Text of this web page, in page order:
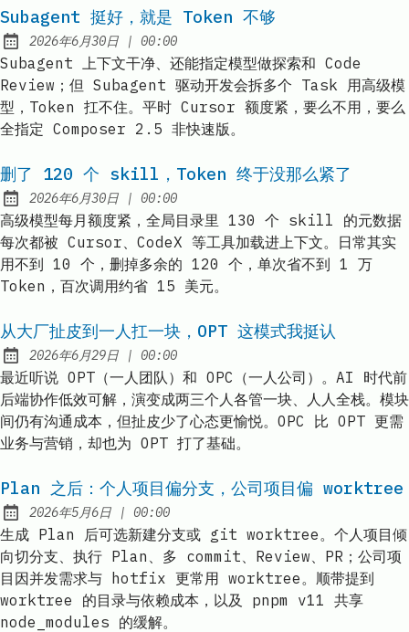
Subagent 挺好，就是 Token 不够
Published:
2026年6月30日 | at
00:00
Subagent 上下文干净、还能指定模型做探索和 Code
Review；但 Subagent 驱动开发会拆多个 Task 用高级模
型，Token 扛不住。平时 Cursor 额度紧，要么不用，要么
全指定 Composer 2.5 非快速版。
删了 120 个 skill，Token 终于没那么紧了
Published:
2026年6月30日 | at
00:00
高级模型每月额度紧，全局目录里 130 个 skill 的元数据
每次都被 Cursor、CodeX 等工具加载进上下文。日常其实
用不到 10 个，删掉多余的 120 个，单次省不到 1 万
Token，百次调用约省 15 美元。
从大厂扯皮到一人扛一块，OPT 这模式我挺认
Published:
2026年6月29日 | at
00:00
最近听说 OPT（一人团队）和 OPC（一人公司）。AI 时代前
后端协作低效可解，演变成两三个人各管一块、人人全栈。模块
间仍有沟通成本，但扯皮少了心态更愉悦。OPC 比 OPT 更需
业务与营销，却也为 OPT 打了基础。
Plan 之后：个人项目偏分支，公司项目偏 worktree
Published:
2026年5月6日 | at
00:00
生成 Plan 后可选新建分支或 git worktree。个人项目倾
向切分支、执行 Plan、多 commit、Review、PR；公司项
目因并发需求与 hotfix 更常用 worktree。顺带提到
worktree 的目录与依赖成本，以及 pnpm v11 共享
node_modules 的缓解。